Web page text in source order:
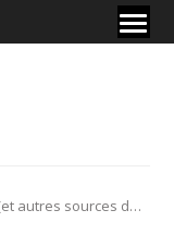
LASER (et autres sources de photobiomodulation)